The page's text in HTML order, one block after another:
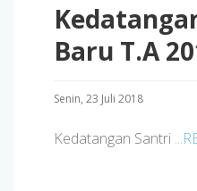
Baru T.A
Senin, 23 Juli 2018
Kedatangan Santri